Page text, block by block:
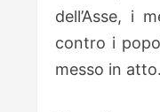
dell’Asse, i
contro i
messo in atto.